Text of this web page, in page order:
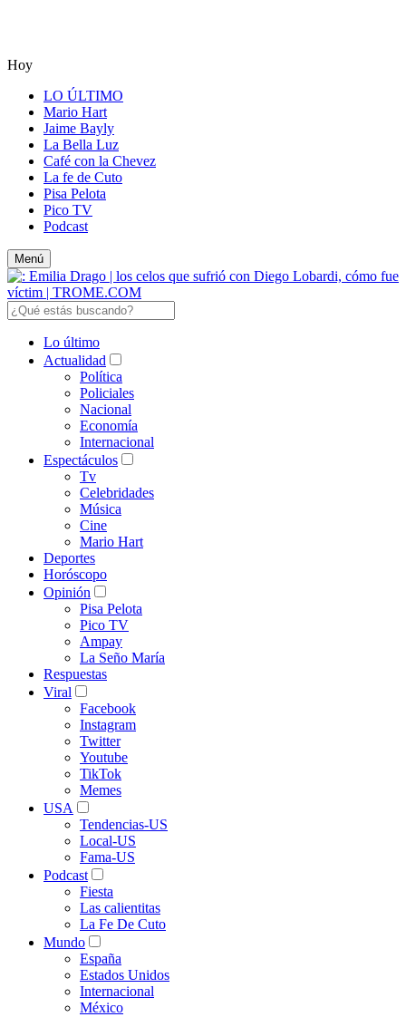
Hoy
LO ÚLTIMO
Mario Hart
Jaime Bayly
La Bella Luz
Café con la Chevez
La fe de Cuto
Pisa Pelota
Pico TV
Podcast
Menú
Lo último
Actualidad
Política
Policiales
Nacional
Economía
Internacional
Espectáculos
Tv
Celebridades
Música
Cine
Mario Hart
Deportes
Horóscopo
Opinión
Pisa Pelota
Pico TV
Ampay
La Seño María
Respuestas
Viral
Facebook
Instagram
Twitter
Youtube
TikTok
Memes
USA
Tendencias-US
Local-US
Fama-US
Podcast
Fiesta
Las calientitas
La Fe De Cuto
Mundo
España
Estados Unidos
Internacional
México